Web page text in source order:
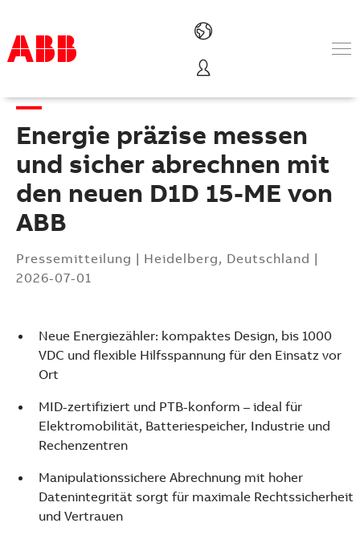
Produkte und Leistungen
Branchenlösungen
Service
Über uns
Vertriebspartner finden
Kontakt
Karriere
Energie präzise messen
und sicher abrechnen mit
den neuen D1D 15-ME von
ABB
Pressemitteilung | Heidelberg, Deutschland |
2026-07-01
Neue Energiezähler: kompaktes Design, bis 1000
VDC und flexible Hilfsspannung für den Einsatz vor
Ort
MID-zertifiziert und PTB-konform – ideal für
Elektromobilität, Batteriespeicher, Industrie und
Rechenzentren
Manipulationssichere Abrechnung mit hoher
Datenintegrität sorgt für maximale Rechtssicherheit
und Vertrauen